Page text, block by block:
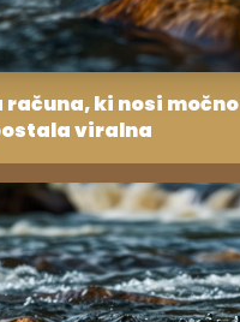
ki nosi močno
viralna